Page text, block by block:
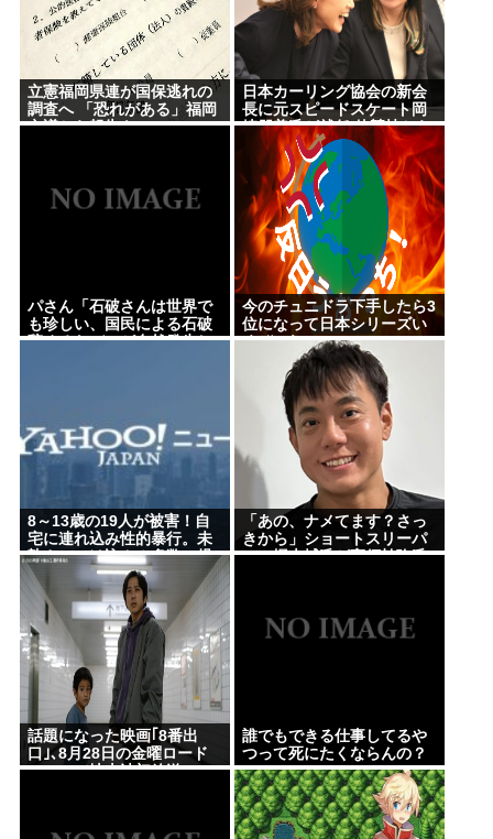
立憲福岡県連が国保逃れの
調査へ 「恐れがある」福岡
市議から報告も
日本カーリング協会の新会
長に元スピードスケート岡
崎朋美氏が就任 他競技から
異例の起用
パさん「石破さんは世界で
も珍しい、国民による石破
辞めるなデモが自然発生し
今のチュニドラ下手したら3
位になって日本シリーズい
くぞこれ
8～13歳の19人が被害！自
宅に連れ込み性的暴行。未
熟さにつけ込んみ多数の児
童を性欲のはけ口した31歳
の男逮捕
「あの、ナメてます？さっ
きから」ショートスリーパ
ー・堀大輔氏が高須幹弥氏
話題になった映画｢8番出
口｣､8月28日の金曜ロード
ショーで地上波初放送
誰でもできる仕事してるや
つって死にたくならんの？